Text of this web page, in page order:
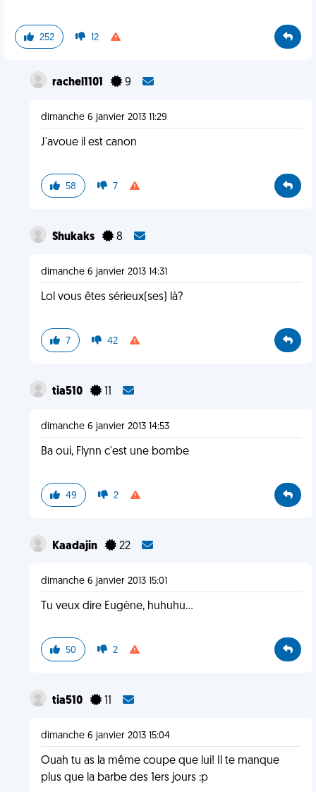
252 12
rachel1101 9
dimanche 6 janvier 2013 11:29
J'avoue il est canon
58 7
Shukaks 8
dimanche 6 janvier 2013 14:31
Lol vous êtes sérieux(ses) là?
7 42
tia510 11
dimanche 6 janvier 2013 14:53
Ba oui, Flynn c'est une bombe
49 2
Kaadajin 22
dimanche 6 janvier 2013 15:01
Tu veux dire Eugène, huhuhu...
50 2
tia510 11
dimanche 6 janvier 2013 15:04
Ouah tu as la même coupe que lui! Il te manque
plus que la barbe des 1ers jours :p